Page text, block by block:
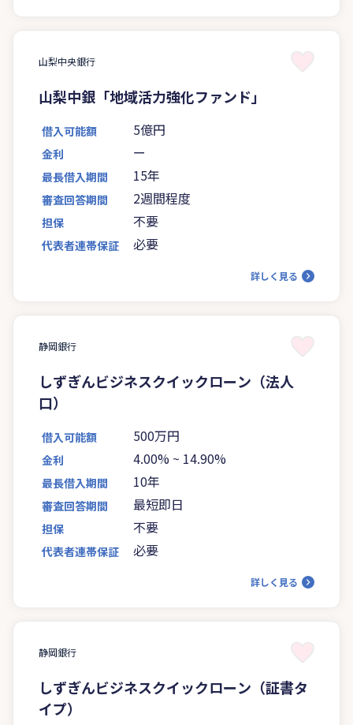
山梨中央銀行
山梨中銀「地域活力強化ファンド」
借入可能額 5億円
金利 ー
最長借入期間 15年
審査回答期間 2週間程度
担保 不要
代表者連帯保証 必要
詳しく見る
静岡銀行
しずぎんビジネスクイックローン（法人
口）
借入可能額 500万円
金利 4.00% ~ 14.90%
最長借入期間 10年
審査回答期間 最短即日
担保 不要
代表者連帯保証 必要
詳しく見る
静岡銀行
しずぎんビジネスクイックローン（証書タ
イプ）